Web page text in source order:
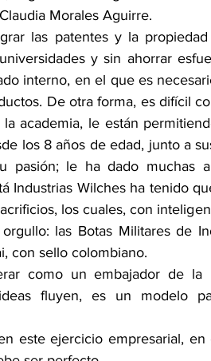
Morales Aguirre.
las patentes y la
y sin ahorrar
interno, en el que es
De otra forma, es difícil
academia, le están
los 8 años de edad, junto a
pasión; le ha dado muchas
Industrias Wilches ha tenido
los cuales, con
las Botas Militares de
con sello colombiano.
como un embajador de la
fluyen, es un modelo
este ejercicio empresarial,